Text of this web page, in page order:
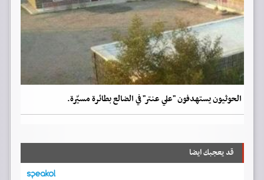
الحوثيون يستهدفون "علي عنتر" في الضالع بطائرة مسيّرة.
قد يعجبك ايضا